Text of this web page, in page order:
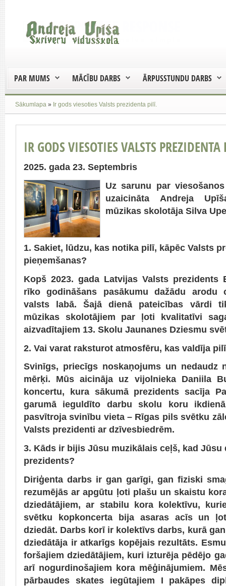
PAR MUMS MĀCĪBU DARBS ĀRPUSSTUNDU DARBS
Sākumlapa » Ir gods viesoties Valsts prezidenta pilī.
IR GODS VIESOTIES VALSTS
2025. gada 23. Septembris
Uz sarunu par
uzaicināta Andreja
mūzikas skolotāja Silva
1. Sakiet, lūdzu, kas notika pilī, kāpēc Valsts
pieņemšanas?
Kopš 2023. gada Latvijas Valsts prezidents
rīko godināšans pasākumu dažādu arodu
valsts labā. Šajā dienā pateicības vārdi
mūzikas skolotājiem par ļoti kvalitatīvi
aizvadītajiem 13. Skolu Jaunanes Dziesmu
2. Vai varat raksturot atmosfēru, kas valdīja
Svinīgs, priecīgs noskaņojums un nedaudz
mērķi. Mūs aicināja uz vijolnieka Daniila
koncertu, kura sākumā prezidents sacīja
garumā ieguldīto darbu skolu koru
pasvītroja svinību vieta – Rīgas pils svētku
Valsts prezidenti ar dzīvesbiedrēm.
3. Kāds ir bijis Jūsu muzikālais ceļš, kad Jūsu
prezidents?
Diriģenta darbs ir gan garīgi, gan fiziski
rezumējās ar apgūtu ļoti plašu un skaistu
dziedātājiem, ar stabilu kora kolektīvu,
svētku kopkoncerta bija asaras acīs un
dziedāt. Darbs korī ir kolektīvs darbs, kurā
dziedātāja ir atkarīgs kopējais rezultāts.
foršajiem dziedātājiem, kuri izturēja pēdējo
arī nogurdinošajiem kora mēģinājumiem.
pārbaudes skates iegūtajiem I pakāpes